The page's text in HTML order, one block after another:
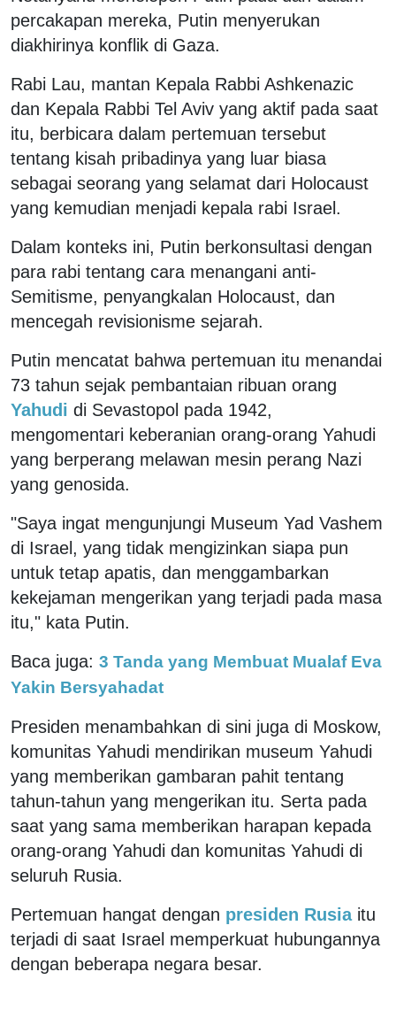
percakapan mereka, Putin menyerukan
diakhirinya konflik di Gaza.
Rabi Lau, mantan Kepala Rabbi Ashkenazic
dan Kepala Rabbi Tel Aviv yang aktif pada saat
itu, berbicara dalam pertemuan tersebut
tentang kisah pribadinya yang luar biasa
sebagai seorang yang selamat dari Holocaust
yang kemudian menjadi kepala rabi Israel.
Dalam konteks ini, Putin berkonsultasi dengan
para rabi tentang cara menangani anti-
Semitisme, penyangkalan Holocaust, dan
mencegah revisionisme sejarah.
Putin mencatat bahwa pertemuan itu menandai
73 tahun sejak pembantaian ribuan orang
Yahudi di Sevastopol pada 1942,
mengomentari keberanian orang-orang Yahudi
yang berperang melawan mesin perang Nazi
yang genosida.
"Saya ingat mengunjungi Museum Yad Vashem
di Israel, yang tidak mengizinkan siapa pun
untuk tetap apatis, dan menggambarkan
kekejaman mengerikan yang terjadi pada masa
itu," kata Putin.
Baca juga: 3 Tanda yang Membuat Mualaf Eva
Yakin Bersyahadat
Presiden menambahkan di sini juga di Moskow,
komunitas Yahudi mendirikan museum Yahudi
yang memberikan gambaran pahit tentang
tahun-tahun yang mengerikan itu. Serta pada
saat yang sama memberikan harapan kepada
orang-orang Yahudi dan komunitas Yahudi di
seluruh Rusia.
Pertemuan hangat dengan presiden Rusia itu
terjadi di saat Israel memperkuat hubungannya
dengan beberapa negara besar.